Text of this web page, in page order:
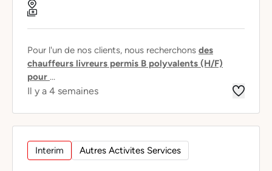
Pour l'un de nos clients, nous recherchons des
chauffeurs livreurs permis B polyvalents (H/F)
pour ...
Il y a 4 semaines
Interim Autres Activites Services